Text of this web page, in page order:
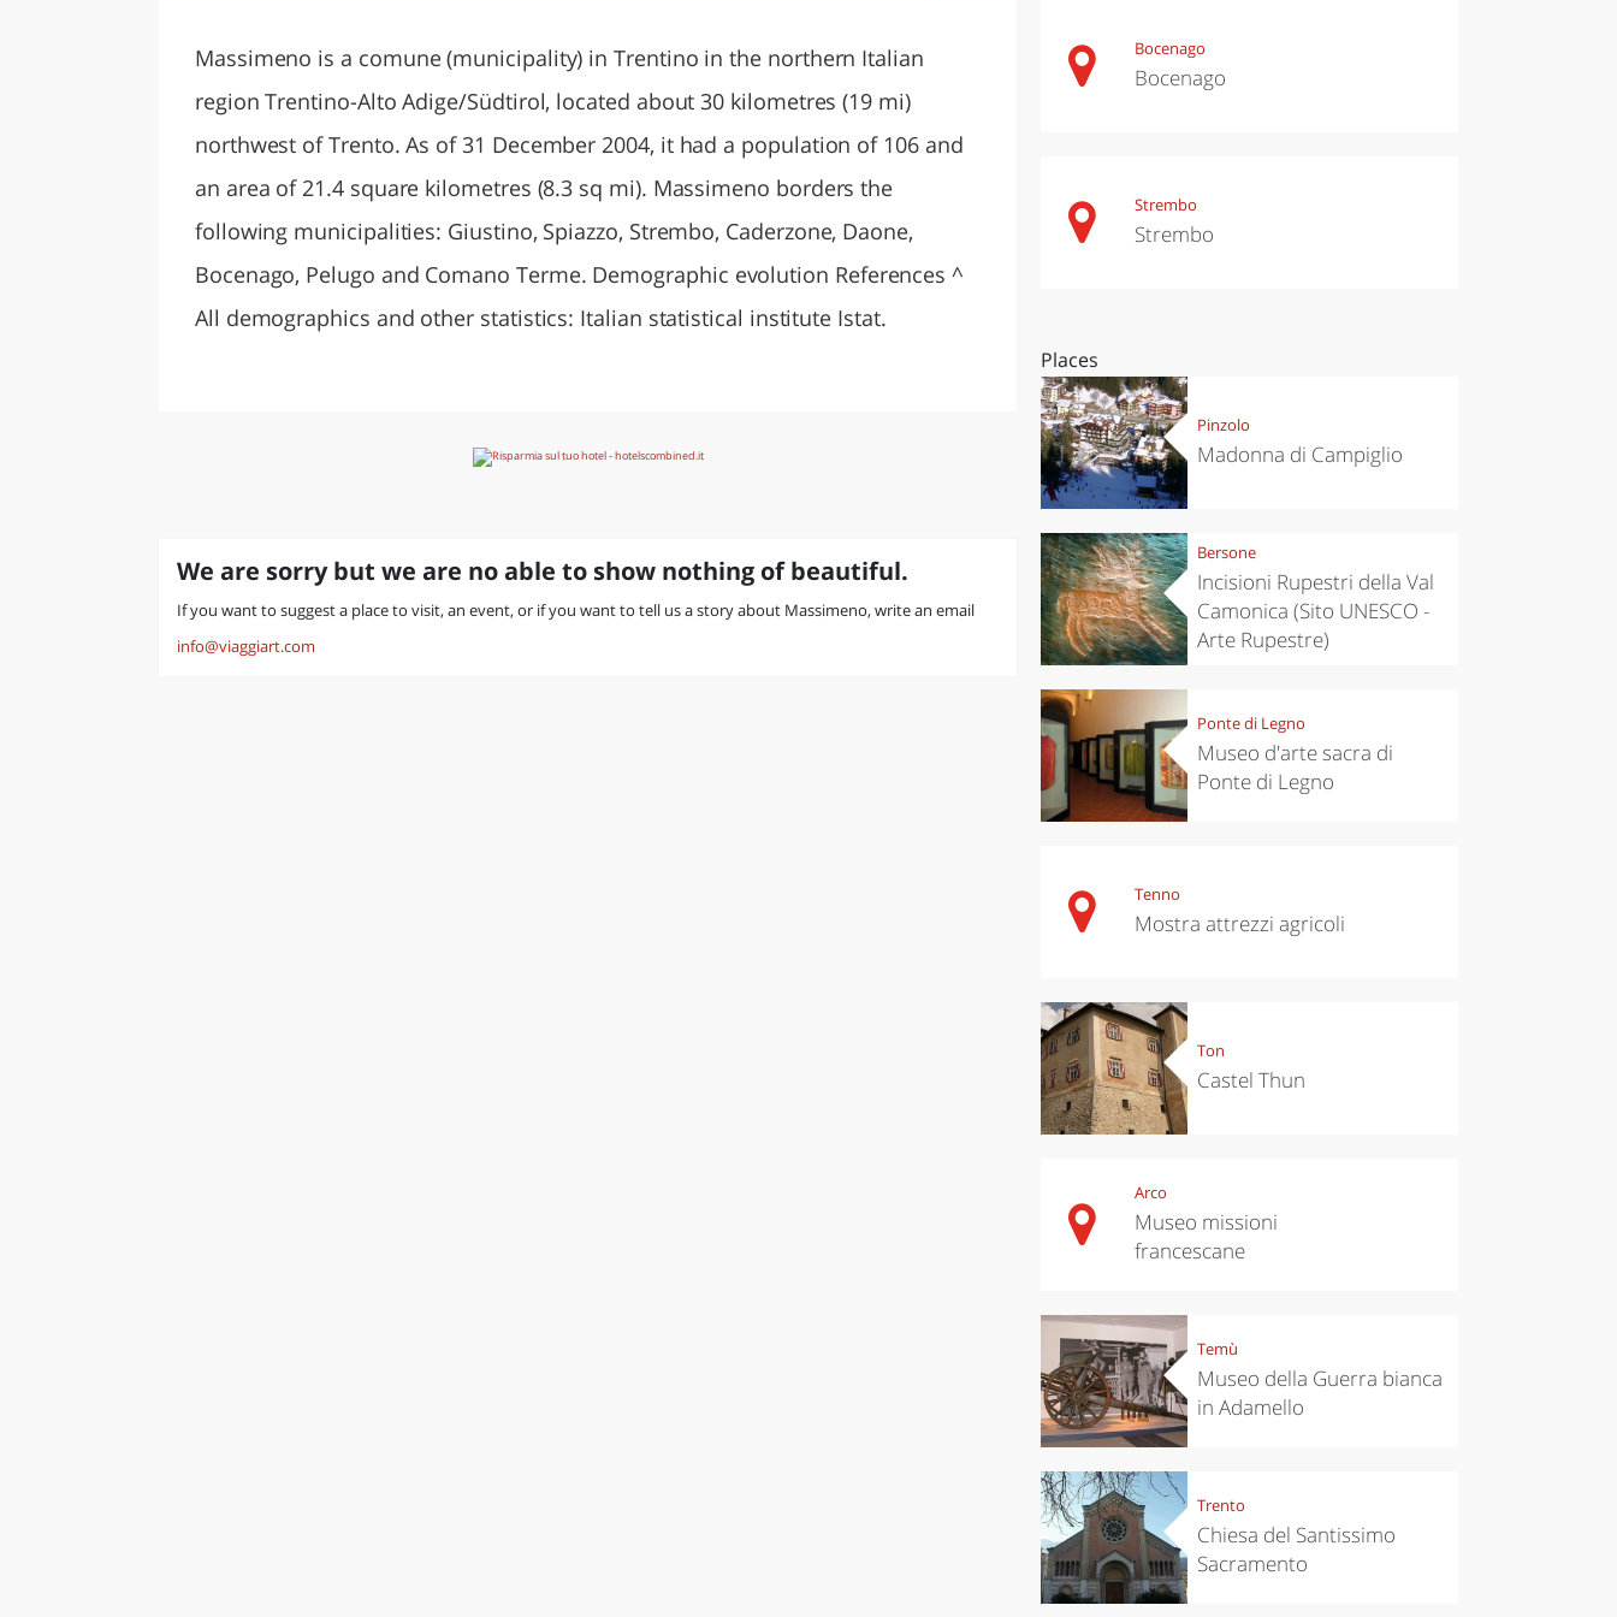
Massimeno is a comune (municipality) in Trentino in the northern Italian
region Trentino-Alto Adige/Südtirol, located about 30 kilometres (19 mi)
northwest of Trento. As of 31 December 2004, it had a population of 106 and
an area of 21.4 square kilometres (8.3 sq mi). Massimeno borders the
following municipalities: Giustino, Spiazzo, Strembo, Caderzone, Daone,
Bocenago, Pelugo and Comano Terme. Demographic evolution References ^
All demographics and other statistics: Italian statistical institute Istat.
We are sorry but we are no able to show nothing of beautiful.
If you want to suggest a place to visit, an event, or if you want to tell us a story about Massimeno, write an email
info@viaggiart.com
Bocenago
Bocenago
Strembo
Strembo
Places
Pinzolo
Madonna di Campiglio
Bersone
Incisioni Rupestri della Val
Camonica (Sito UNESCO -
Arte Rupestre)
Ponte di Legno
Museo d'arte sacra di
Ponte di Legno
Tenno
Mostra attrezzi agricoli
Ton
Castel Thun
Arco
Museo missioni
francescane
Temù
Museo della Guerra bianca
in Adamello
Trento
Chiesa del Santissimo
Sacramento